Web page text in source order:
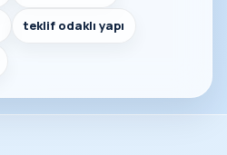
teklif odaklı yapı